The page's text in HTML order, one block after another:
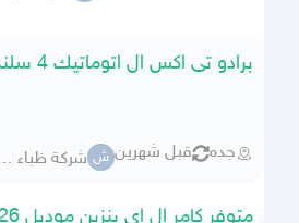
برادو تى اكس ال اتوماتيك 4 سلندر موديل 2026 رمادى
جده قبل شهرين ش شركة ظباء
متوفر كامر ال اى بنزين موديل 2026